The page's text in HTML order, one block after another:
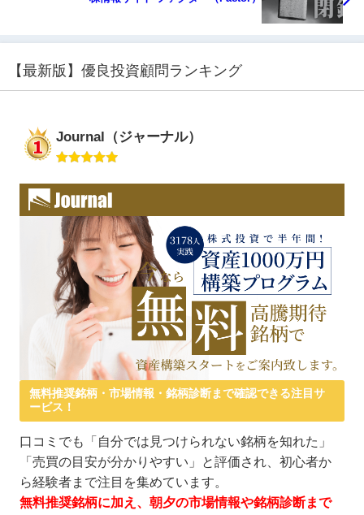
【最新版】優良投資顧問ランキング
Journal（ジャーナル）
無料推奨銘柄・市場情報・銘柄診断まで確認できる注目サ
ービス！
口コミでも「自分では見つけられない銘柄を知れた」
「売買の目安が分かりやすい」と評価され、初心者か
ら経験者まで注目を集めています。
無料推奨銘柄に加え、朝夕の市場情報や銘柄診断まで